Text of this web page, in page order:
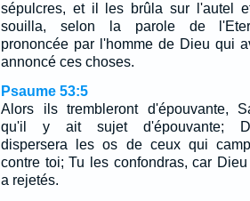
sépulcres, et il les brûla sur l'autel
souilla, selon la parole de
prononcée par l'homme de Dieu qui
annoncé ces choses.
Psaume 53:5
Alors ils trembleront d'épouvante,
qu'il y ait sujet d'épouvante;
dispersera les os de ceux qui
contre toi; Tu les confondras, car
a rejetés.